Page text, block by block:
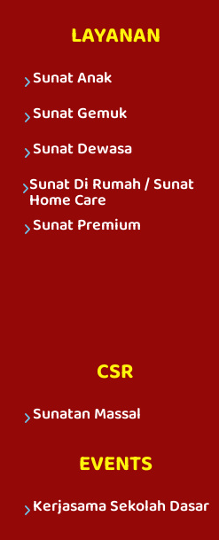
LAYANAN
Sunat Anak
Sunat Gemuk
Sunat Dewasa
Sunat Di Rumah / Sunat
Home Care
Sunat Premium
CSR
Sunatan Massal
EVENTS
Kerjasama Sekolah Dasar